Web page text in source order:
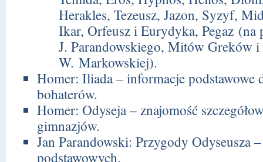
Herakles, Tezeusz, Jazon, Syzyf,
Ikar, Orfeusz i Eurydyka, Pegaz
J. Parandowskiego, Mitów Greków
W. Markowskiej).
Homer: Iliada – informacje podstawowe
bohaterów.
Homer: Odyseja – znajomość
gimnazjów.
Jan Parandowski: Przygody Odyseusza
podstawowych.